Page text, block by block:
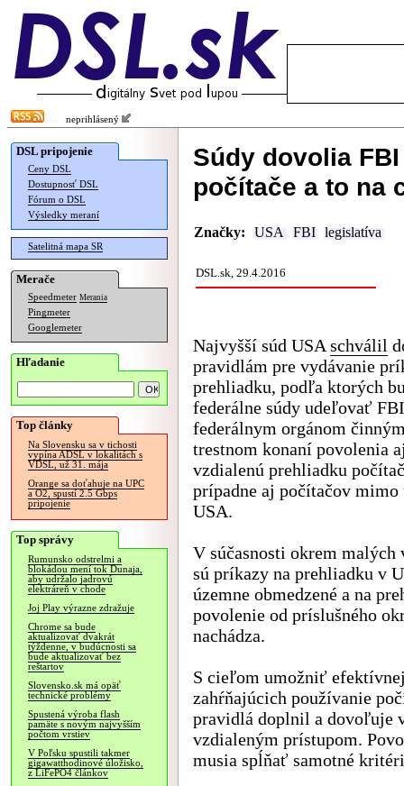
neprihlásený
DSL pripojenie
Ceny DSL
Dostupnosť DSL
Fórum o DSL
Výsledky meraní
Satelitná mapa SR
Merače
Speedmeter Merania
Pingmeter
Googlemeter
Hľadanie
Top články
Na Slovensku sa v tichosti
vypína ADSL v lokalitách s
VDSL, už 31. mája
Orange sa doťahuje na UPC
a O2, spustí 2.5 Gbps
pripojenie
Top správy
Rumunsko odstrelmi a
blokádou mení tok Dunaja,
aby udržalo jadrovú
elektráreň v chode
Joj Play výrazne zdražuje
Chrome sa bude
aktualizovať dvakrát
týždenne, v budúcnosti sa
bude aktualizovať bez
reštartov
Slovensko.sk má opäť
technické problémy
Spustená výroba flash
pamäte s novým najvyšším
počtom vrstiev
V Poľsku spustili takmer
gigawatthodinové úložisko,
z LiFePO4 článkov
Súdy dovolia
počítače a to na
Značky: USA FBI legislatíva
DSL.sk, 29.4.2016
Najvyšší súd USA schválil
pravidlám pre vydávanie
prehliadku, podľa ktorých
federálne súdy udeľovať
federálnym orgánom
trestnom konaní povolenia
vzdialenú prehliadku
prípadne aj počítačov mimo
USA.
V súčasnosti okrem
sú príkazy na prehliadku v
územne obmedzené a na
povolenie od príslušného
nachádza.
S cieľom umožniť
zahŕňajúcich používanie
pravidlá doplnil a dovoľuje
vzdialeným prístupom.
musia spĺňať samotné